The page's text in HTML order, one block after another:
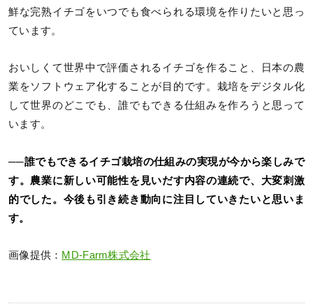
鮮な完熟イチゴをいつでも食べられる環境を作りたいと思っ
ています。
おいしくて世界中で評価されるイチゴを作ること、日本の農
業をソフトウェア化することが目的です。栽培をデジタル化
して世界のどこでも、誰でもできる仕組みを作ろうと思って
います。
──誰でもできるイチゴ栽培の仕組みの実現が今から楽しみで
す。農業に新しい可能性を見いだす内容の連続で、大変刺激
的でした。今後も引き続き動向に注目していきたいと思いま
す。
画像提供： MD-Farm株式会社